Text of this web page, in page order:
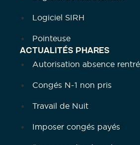
Logiciel SIRH
Pointeuse
ACTUALITÉS PHARES
Autorisation absence
Congés N-1 non pris
Travail de Nuit
Imposer congés payés